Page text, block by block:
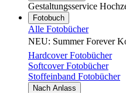
Gestaltungsservice
Fotobuch
Alle Fotobücher
NEU: Summer Forever
Hardcover Fotobücher
Softcover Fotobücher
Stoffeinband Fotobücher
Nach Anlass